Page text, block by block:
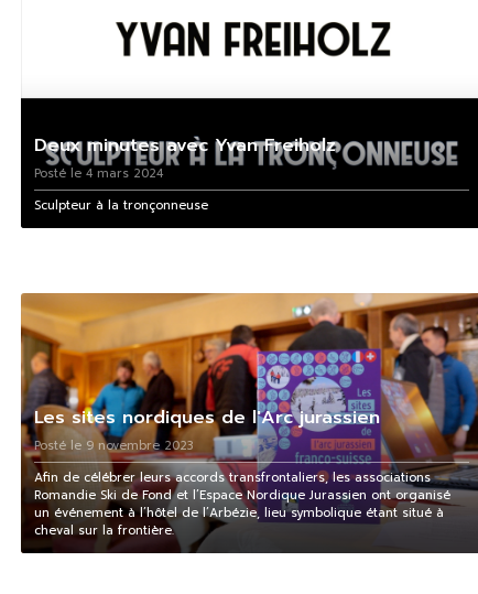
Deux minutes avec Yvan Freiholz
Posté le 4 mars 2024
Sculpteur à la tronçonneuse
Les sites nordiques de l'Arc jurassien
Posté le 9 novembre 2023
Afin de célébrer leurs accords transfrontaliers, les associations
Romandie Ski de Fond et l’Espace Nordique Jurassien ont organisé
un événement à l’hôtel de l’Arbézie, lieu symbolique étant situé à
cheval sur la frontière.